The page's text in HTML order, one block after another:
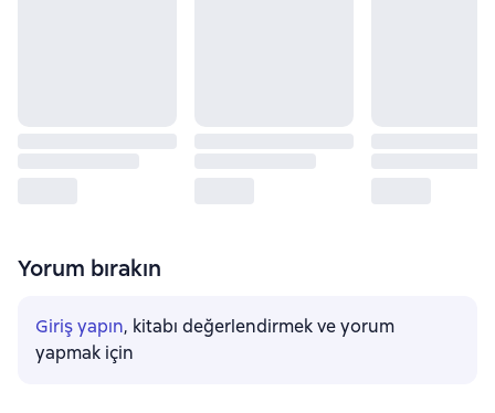
Yorum bırakın
Giriş yapın, kitabı değerlendirmek ve yorum
yapmak için